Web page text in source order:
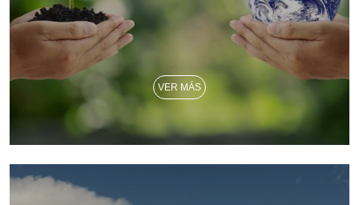
VER MÁS